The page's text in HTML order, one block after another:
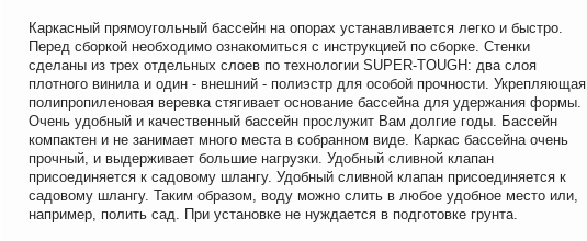
Каркасный прямоугольный бассейн на опорах устанавливается легко и быстро.
Перед сборкой необходимо ознакомиться с инструкцией по сборке. Стенки
сделаны из трех отдельных слоев по технологии SUPER-TOUGH: два слоя
плотного винила и один - внешний - полиэстр для особой прочности. Укрепляющая
полипропиленовая веревка стягивает основание бассейна для удержания формы.
Очень удобный и качественный бассейн прослужит Вам долгие годы. Бассейн
компактен и не занимает много места в собранном виде. Каркас бассейна очень
прочный, и выдерживает большие нагрузки. Удобный сливной клапан
присоединяется к садовому шлангу. Удобный сливной клапан присоединяется к
садовому шлангу. Таким образом, воду можно слить в любое удобное место или,
например, полить сад. При установке не нуждается в подготовке грунта.